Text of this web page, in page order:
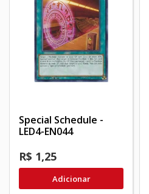
Special Schedule -
LED4-EN044
R$ 1,25
Adicionar